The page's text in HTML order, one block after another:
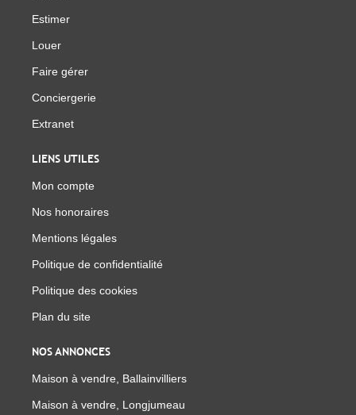
Estimer
Louer
Faire gérer
Conciergerie
Extranet
LIENS UTILES
Mon compte
Nos honoraires
Mentions légales
Politique de confidentialité
Politique des cookies
Plan du site
NOS ANNONCES
Maison à vendre, Ballainvilliers
Maison à vendre, Longjumeau